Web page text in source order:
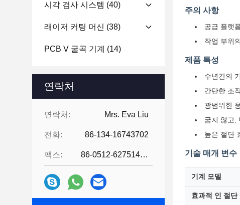
시각 검사 시스템 (40)
래이저 커팅 머신 (38)
PCB V 굴곡 기계 (14)
연락처
연락처: Mrs. Eva Liu
전화: 86-134-16743702
팩스: 86-0512-62751429
주의 사항
공급 플랫
작업 부위
제품 특성
수년간의
간단한 조
광범위한
굽지 않고,
높은 절단
기술 매개 변수
기계 모델
효과적 인 절단